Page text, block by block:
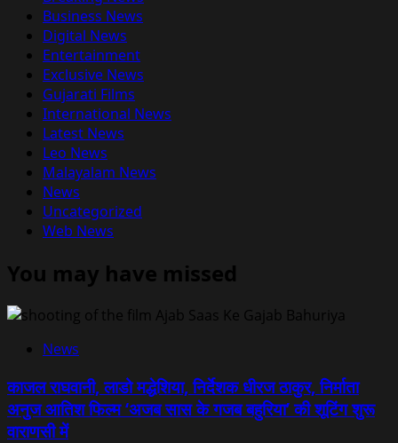
Business News
Digital News
Entertainment
Exclusive News
Gujarati Films
International News
Latest News
Leo News
Malayalam News
News
Uncategorized
Web News
You may have missed
News
काजल राघवानी, लाडो मद्धेशिया, निर्देशक धीरज ठाकुर, निर्माता
अनुज आतिश फिल्म ‘अजब सास के गजब बहुरिया’ की शूटिंग शुरू
वाराणसी में